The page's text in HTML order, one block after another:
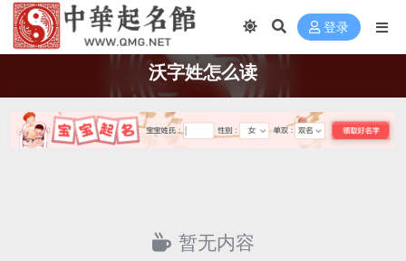
登录
沃字姓怎么读
暂无内容